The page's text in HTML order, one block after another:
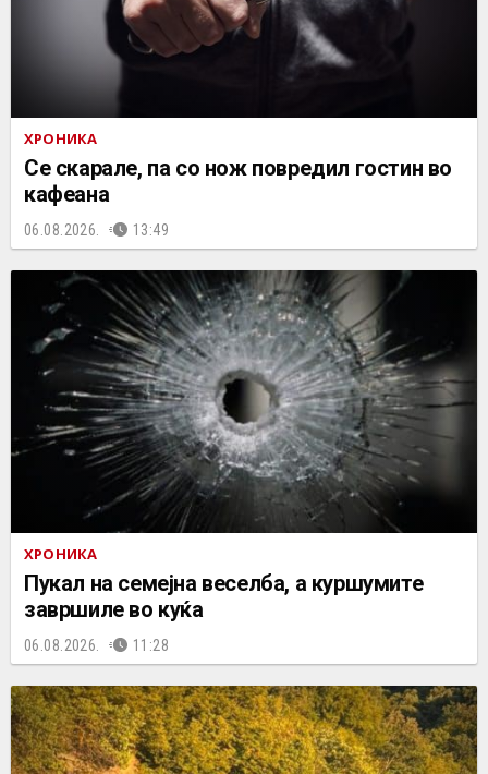
ХРОНИКА
Се скарале, па со нож повредил гостин во
кафеана
06.08.2026. 13:49
ХРОНИКА
Пукал на семејна веселба, а куршумите
завршиле во куќа
06.08.2026. 11:28